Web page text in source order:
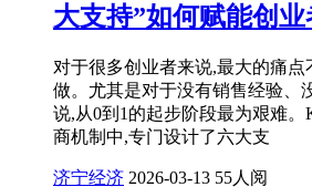
大支持”如何赋能创业
对于很多创业者来说,最大的痛点
做。尤其是对于没有销售经验、
说,从0到1的起步阶段最为艰难
商机制中,专门设计了六大支
济宁经济 2026-03-13 55人阅